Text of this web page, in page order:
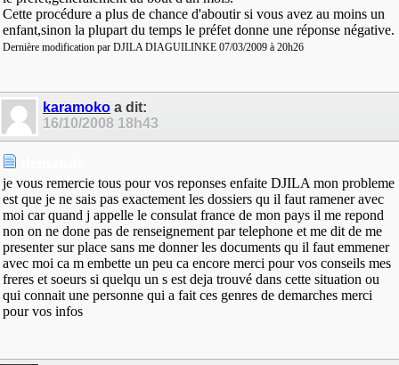
Cette procédure a plus de chance d'aboutir si vous avez au moins un
enfant,sinon la plupart du temps le préfet donne une réponse négative.
Dernière modification par DJILA DIAGUILINKE 07/03/2009 à 20h26
karamoko a dit:
16/10/2008 18h43
je vous remercie tous pour vos reponses enfaite DJILA mon probleme
est que je ne sais pas exactement les dossiers qu il faut ramener avec
moi car quand j appelle le consulat france de mon pays il me repond
non on ne done pas de renseignement par telephone et me dit de me
presenter sur place sans me donner les documents qu il faut emmener
avec moi ca m embette un peu ca encore merci pour vos conseils mes
freres et soeurs si quelqu un s est deja trouvé dans cette situation ou
qui connait une personne qui a fait ces genres de demarches merci
pour vos infos